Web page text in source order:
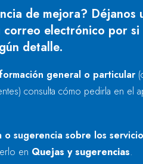
de mejora? Déjanos
correo electrónico por si
detalle.
general o particular
consulta cómo pedirla en el
o sugerencia sobre los
en Quejas y sugerencias.